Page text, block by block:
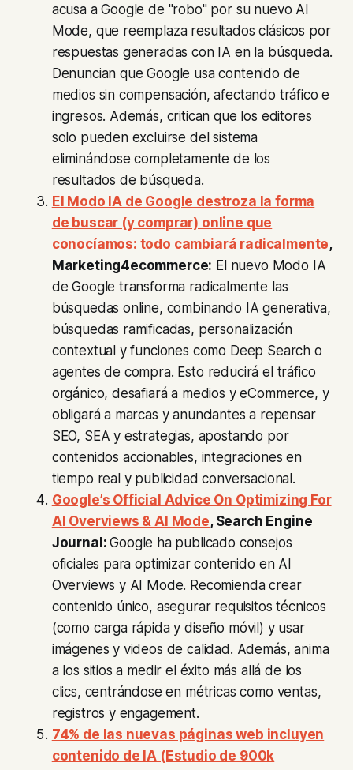
acusa a Google de "robo" por su nuevo AI
Mode, que reemplaza resultados clásicos por
respuestas generadas con IA en la búsqueda.
Denuncian que Google usa contenido de
medios sin compensación, afectando tráfico e
ingresos. Además, critican que los editores
solo pueden excluirse del sistema
eliminándose completamente de los
resultados de búsqueda.
El Modo IA de Google destroza la forma
de buscar (y comprar) online que
conocíamos: todo cambiará radicalmente,
Marketing4ecommerce: El nuevo Modo IA
de Google transforma radicalmente las
búsquedas online, combinando IA generativa,
búsquedas ramificadas, personalización
contextual y funciones como Deep Search o
agentes de compra. Esto reducirá el tráfico
orgánico, desafiará a medios y eCommerce, y
obligará a marcas y anunciantes a repensar
SEO, SEA y estrategias, apostando por
contenidos accionables, integraciones en
tiempo real y publicidad conversacional.
Google’s Official Advice On Optimizing For
AI Overviews & AI Mode, Search Engine
Journal:Google ha publicado consejos
oficiales para optimizar contenido en AI
Overviews y AI Mode. Recomienda crear
contenido único, asegurar requisitos técnicos
(como carga rápida y diseño móvil) y usar
imágenes y videos de calidad. Además, anima
a los sitios a medir el éxito más allá de los
clics, centrándose en métricas como ventas,
registros y engagement.
74% de las nuevas páginas web incluyen
contenido de IA (Estudio de 900k